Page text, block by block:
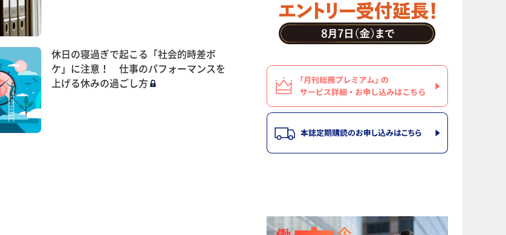
休日の寝過ぎで起こる「社会的時差ボ
ケ」に注意！ 仕事のパフォーマンスを
上げる休みの過ごし方